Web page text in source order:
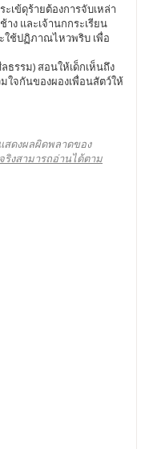
เข้ดุร้ายต้องการจับเหล่า
าง และเจ้านกกระเรียน
ใช้ปฏิภาณไหวพริบ เพื่อ
ธรรม) สอนให้เด็กเห็นถึง
ใจกันของผองเพื่อนสัตว์ให้
สดงผลผิดพลาดของ
ริงสามารถอ่านได้ตาม